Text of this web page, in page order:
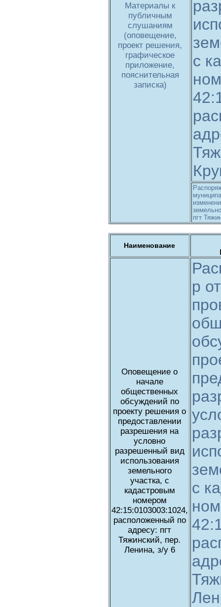
Материалы к
публичным
слушаниям
(оповещение,
проект решения,
графическое
приложение,
пояснительная
записка)
с
пгт
Наименование
Оповещение о
начале
общественных
обсуждений по
проекту решения о
предоставлении
разрешения на
условно
разрешенный вид
использования
земельного
участка, с
кадастровым
номером
42:15:0103003:1024,
расположенный по
адресу: пгт
Тяжинский, пер.
Ленина, з/у 6
р
с